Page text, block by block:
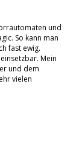
und
So kann man
fast ewig.
Mein
und dem
vielen